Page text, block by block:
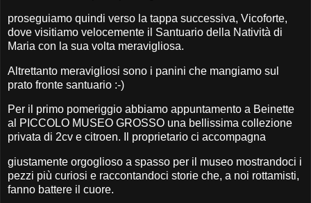
proseguiamo quindi verso la tappa successiva, Vicoforte,
dove visitiamo velocemente il Santuario della Natività di
Maria con la sua volta meravigliosa.
Altrettanto meravigliosi sono i panini che mangiamo sul
prato fronte santuario :-)
Per il primo pomeriggio abbiamo appuntamento a Beinette
al PICCOLO MUSEO GROSSO una bellissima collezione
privata di 2cv e citroen. Il proprietario ci accompagna
giustamente orgoglioso a spasso per il museo mostrandoci i
pezzi più curiosi e raccontandoci storie che, a noi rottamisti,
fanno battere il cuore.